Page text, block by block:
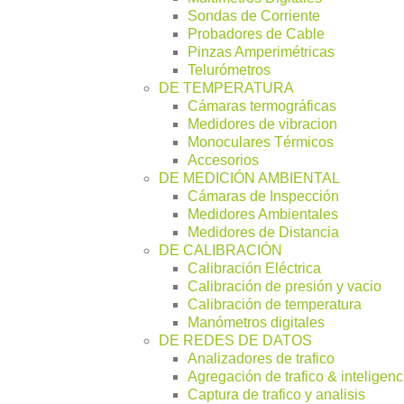
Sondas de Corriente
Probadores de Cable
Pinzas Amperimétricas
Telurómetros
DE TEMPERATURA
Cámaras termográficas
Medidores de vibracion
Monoculares Térmicos
Accesorios
DE MEDICIÓN AMBIENTAL
Cámaras de Inspección
Medidores Ambientales
Medidores de Distancia
DE CALIBRACIÓN
Calibración Eléctrica
Calibración de presión y vacio
Calibración de temperatura
Manómetros digitales
DE REDES DE DATOS
Analizadores de trafico
Agregación de trafico &
Captura de trafico y analisis